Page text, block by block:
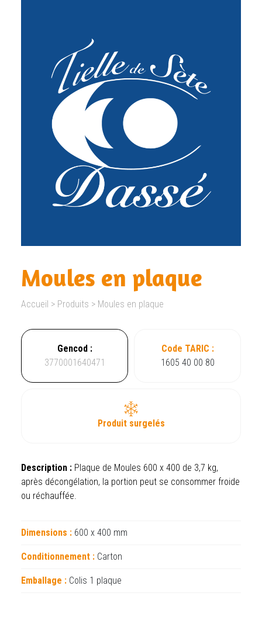
Moules en plaque
Accueil > Produits > Moules en plaque
Gencod :
3770001640471
Code TARIC :
1605 40 00 80
Produit surgelés
Description : Plaque de Moules 600 x 400 de 3,7 kg,
après décongélation, la portion peut se consommer froide
ou réchauffée.
Dimensions : 600 x 400 mm
Conditionnement : Carton
Emballage : Colis 1 plaque